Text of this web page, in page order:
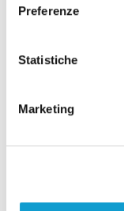
Preferenze
Statistiche
Marketing